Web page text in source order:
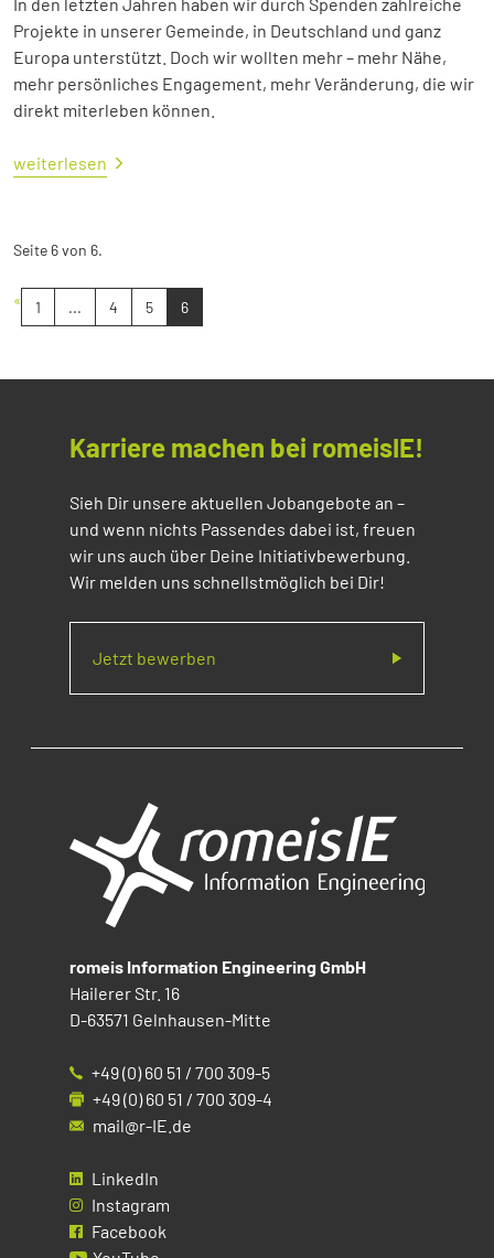
Projekte in unserer Gemeinde, in Deutschland und ganz
Europa unterstützt. Doch wir wollten mehr – mehr Nähe,
mehr persönliches Engagement, mehr Veränderung, die wir
direkt miterleben können.
weiterlesen
Seite 6 von 6.
« 1 ... 4 5 6
Karriere machen bei romeisIE!
Sieh Dir unsere aktuellen Jobangebote an –
und wenn nichts Passendes dabei ist, freuen
wir uns auch über Deine Initiativbewerbung.
Wir melden uns schnellstmöglich bei Dir!
Jetzt bewerben
romeis Information Engineering GmbH
Hailerer Str. 16
D-63571 Gelnhausen-Mitte
+49 (0) 60 51 / 700 309-5
+49 (0) 60 51 / 700 309-4
mail@r-IE.de
LinkedIn
Instagram
Facebook